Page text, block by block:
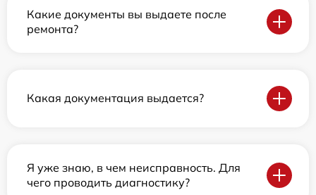
Какие документы вы выдаете после
ремонта?
Какая документация выдается?
Я уже знаю, в чем неисправность. Для
чего проводить диагностику?